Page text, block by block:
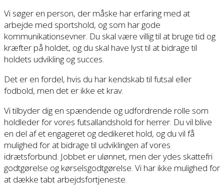
Vi søger en person, der måske har erfaring med at
arbejde med sportshold, og som har gode
kommunikationsevner. Du skal være villig til at bruge tid og
kræfter på holdet, og du skal have lyst til at bidrage til
holdets udvikling og succes.
Det er en fordel, hvis du har kendskab til futsal eller
fodbold, men det er ikke et krav.
Vi tilbyder dig en spændende og udfordrende rolle som
holdleder for vores futsallandshold for herrer. Du vil blive
en del af et engageret og dedikeret hold, og du vil få
mulighed for at bidrage til udviklingen af vores
idrætsforbund. Jobbet er ulønnet, men der ydes skattefri
godtgørelse og kørselsgodtgørelse. Vi har ikke mulighed for
at dække tabt arbejdsfortjeneste.